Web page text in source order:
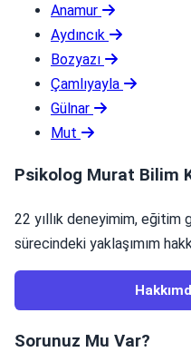
Anamur
Aydıncık
Bozyazı
Çamlıyayla
Gülnar
Mut
Psikolog Murat Bilim
22 yıllık deneyimim, eğitim
sürecindeki yaklaşımım
Sorunuz Mu Var?